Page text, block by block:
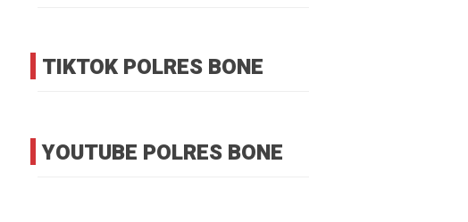
TIKTOK POLRES BONE
YOUTUBE POLRES BONE